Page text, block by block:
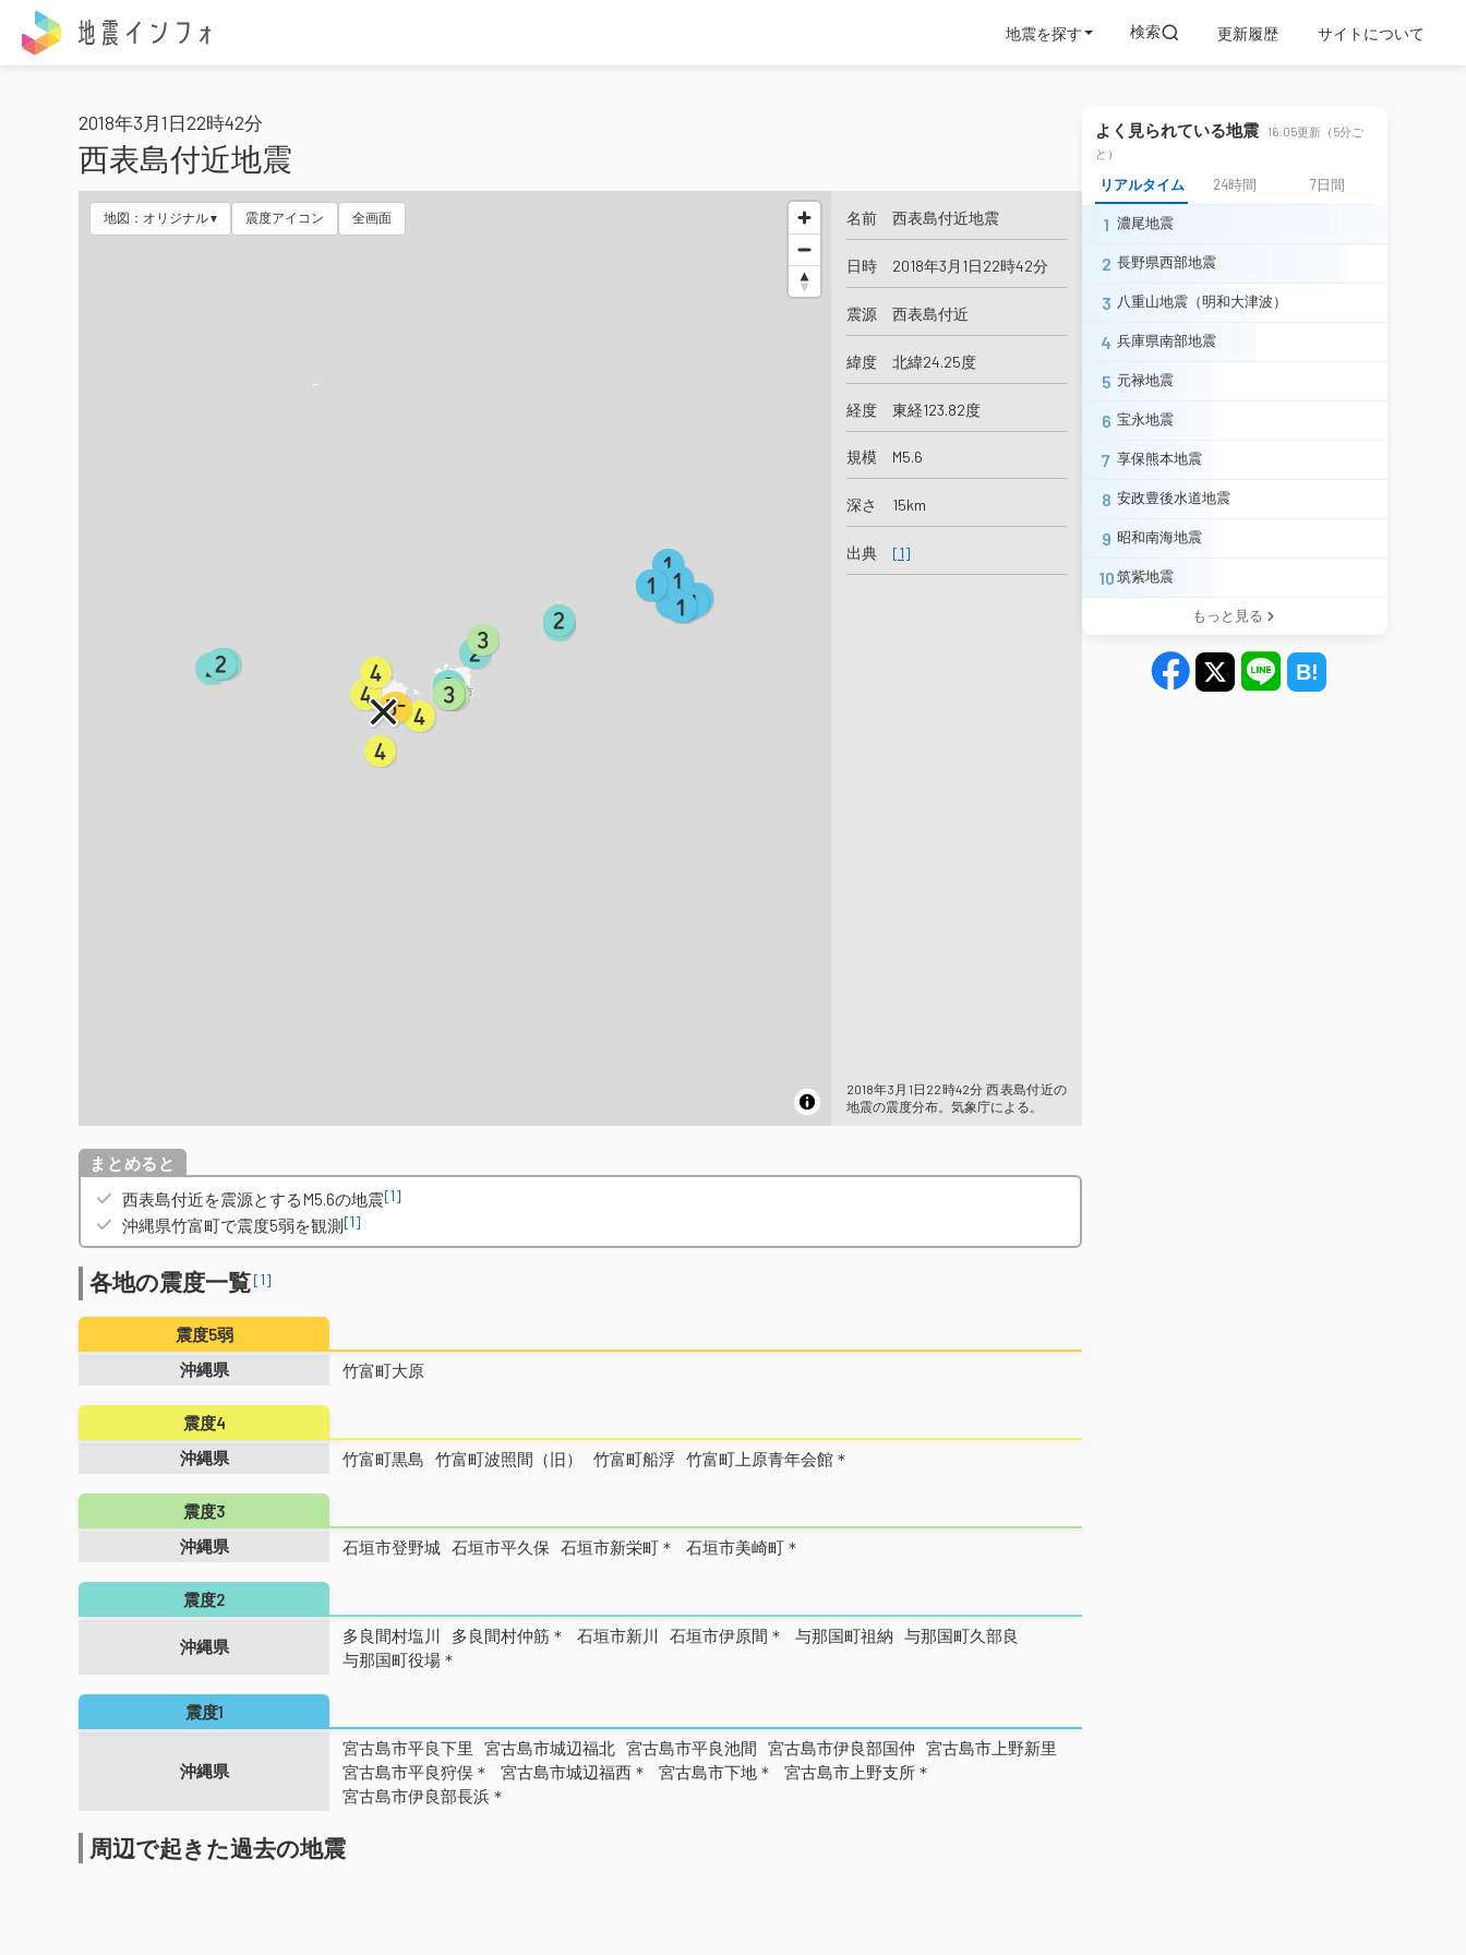
地震を探す 検索 更新履歴 サイトについて
2018年3月1日22時42分
西表島付近地震
地図：オリジナル 震度アイコン 全画面 名前 西表島付近地震
日時 2018年3月1日22時42分
震源 西表島付近
緯度 北緯24.25度
経度 東経123.82度
規模 M5.6
深さ 15km
出典 [1]
2018年3月1日22時42分 西表島付近の
地震の震度分布。気象庁による。
概要
西表島付近を震源とするM5.6の地震[1]
沖縄県竹富町で震度5弱を観測[1]
各地の震度一覧[1]
震度5弱
沖縄県
竹富町大原
震度4
沖縄県
竹富町黒島 竹富町波照間（旧） 竹富町船浮 竹富町上原青年会館＊
震度3
沖縄県
石垣市登野城 石垣市平久保 石垣市新栄町＊ 石垣市美崎町＊
震度2
沖縄県
多良間村塩川 多良間村仲筋＊ 石垣市新川 石垣市伊原間＊ 与那国町祖納
与那国町久部良
与那国町役場＊
震度1
沖縄県
宮古島市平良下里 宮古島市城辺福北 宮古島市平良池間 宮古島市伊良部国仲
宮古島市上野新里
宮古島市平良狩俣＊
宮古島市城辺福西＊ 宮古島市下地＊
宮古島市上野支所＊
宮古島市伊良部長浜＊
周辺で起きた過去の地震
よく見られている地震
16:05更新（5分ご
と）
リアルタイム 24時間 7日間
1 濃尾地震
2 長野県西部地震
3 八重山地震（明和大津波）
4 兵庫県南部地震
5 元禄地震
6 宝永地震
7 享保熊本地震
8 安政豊後水道地震
9 昭和南海地震
10筑紫地震
もっと見る